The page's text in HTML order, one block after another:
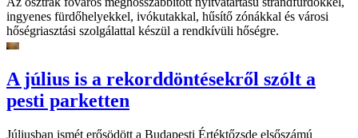
ingyenes fürdőhelyekkel, ivókutakkal, hűsítő zónákkal és városi
hőségriasztási szolgálattal készül a rendkívüli hőségre.
A július is a rekorddöntésekről szólt a
pesti parketten
Júliusban ismét erősödött a Budapesti Értéktőzsde elsőszámú